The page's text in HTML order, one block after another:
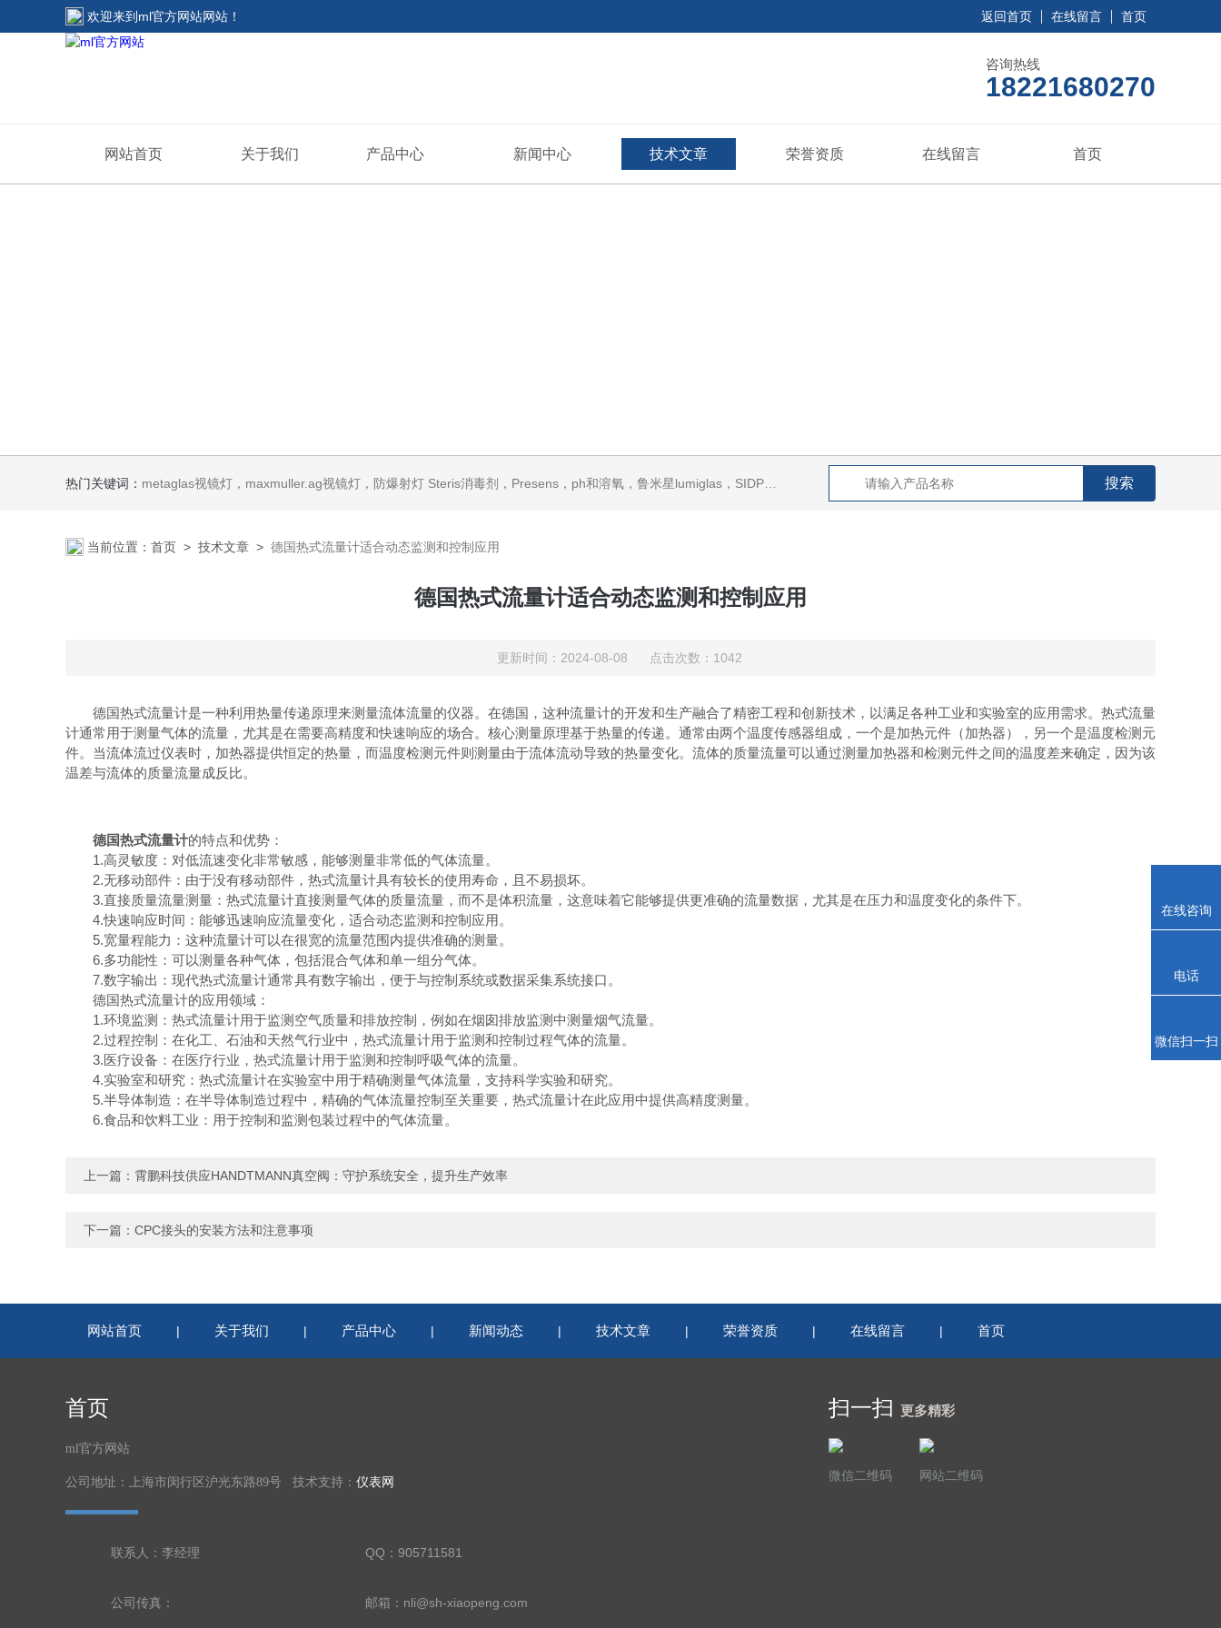
欢迎来到 ml官方网站网站 ！ 返回首页 在线留言 首页
咨询热线
18221680270
网站首页 关于我们 产品中心 新闻中心 技术文章 荣誉资质 在线留言 首页
热门关键词： metaglas视镜灯，maxmuller.ag视镜灯，防爆射灯 Steris消毒剂，Presens，ph和溶氧，鲁米星lumiglas，SIDPH露点仪，进口气体分析仪
当前位置： 首页 > 技术文章 > 德国热式流量计适合动态监测和控制应用
德国热式流量计适合动态监测和控制应用
更新时间：2024-08-08 点击次数：1042
德国热式流量计是一种利用热量传递原理来测量流体流量的仪器。在德国，这种流量计的开发和生产融合了精密工程和创新技术，以满足各种工业和实验室的应用需求。热式流量
计通常用于测量气体的流量，尤其是在需要高精度和快速响应的场合。核心测量原理基于热量的传递。通常由两个温度传感器组成，一个是加热元件（加热器），另一个是温度检测元
件。当流体流过仪表时，加热器提供恒定的热量，而温度检测元件则测量由于流体流动导致的热量变化。流体的质量流量可以通过测量加热器和检测元件之间的温度差来确定，因为该
温差与流体的质量流量成反比。
德国热式流量计的特点和优势：
1.高灵敏度：对低流速变化非常敏感，能够测量非常低的气体流量。
2.无移动部件：由于没有移动部件，热式流量计具有较长的使用寿命，且不易损坏。
3.直接质量流量测量：热式流量计直接测量气体的质量流量，而不是体积流量，这意味着它能够提供更准确的流量数据，尤其是在压力和温度变化的条件下。
4.快速响应时间：能够迅速响应流量变化，适合动态监测和控制应用。
5.宽量程能力：这种流量计可以在很宽的流量范围内提供准确的测量。
6.多功能性：可以测量各种气体，包括混合气体和单一组分气体。
7.数字输出：现代热式流量计通常具有数字输出，便于与控制系统或数据采集系统接口。
德国热式流量计的应用领域：
1.环境监测：热式流量计用于监测空气质量和排放控制，例如在烟囱排放监测中测量烟气流量。
2.过程控制：在化工、石油和天然气行业中，热式流量计用于监测和控制过程气体的流量。
3.医疗设备：在医疗行业，热式流量计用于监测和控制呼吸气体的流量。
4.实验室和研究：热式流量计在实验室中用于精确测量气体流量，支持科学实验和研究。
5.半导体制造：在半导体制造过程中，精确的气体流量控制至关重要，热式流量计在此应用中提供高精度测量。
6.食品和饮料工业：用于控制和监测包装过程中的气体流量。
上一篇： 霄鹏科技供应HANDTMANN真空阀：守护系统安全，提升生产效率
下一篇： CPC接头的安装方法和注意事项
网站首页 | 关于我们 | 产品中心 | 新闻动态 | 技术文章 | 荣誉资质 | 在线留言 | 首页
首页
ml官方网站
公司地址：上海市闵行区沪光东路89号 技术支持： 仪表网
联系人：李经理 QQ：905711581
公司传真： 邮箱：nli@sh-xiaopeng.com
扫一扫 更多精彩
微信二维码 网站二维码
在线咨询
电话
微信扫一扫